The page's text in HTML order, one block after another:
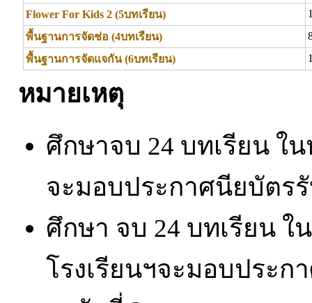
Flower For Kids 2 (5บทเรียน)
พื้นฐานการจัดช่อ (4บทเรียน)
พื้นฐานการจัดแจกัน (6บทเรียน)
หมายเหตุ
ศึกษาจบ 24 บทเรียน ใ
จะมอบประกาศนียบัตร
ศึกษา จบ 24 บทเรียน
โรงเรียนฯจะมอบประ